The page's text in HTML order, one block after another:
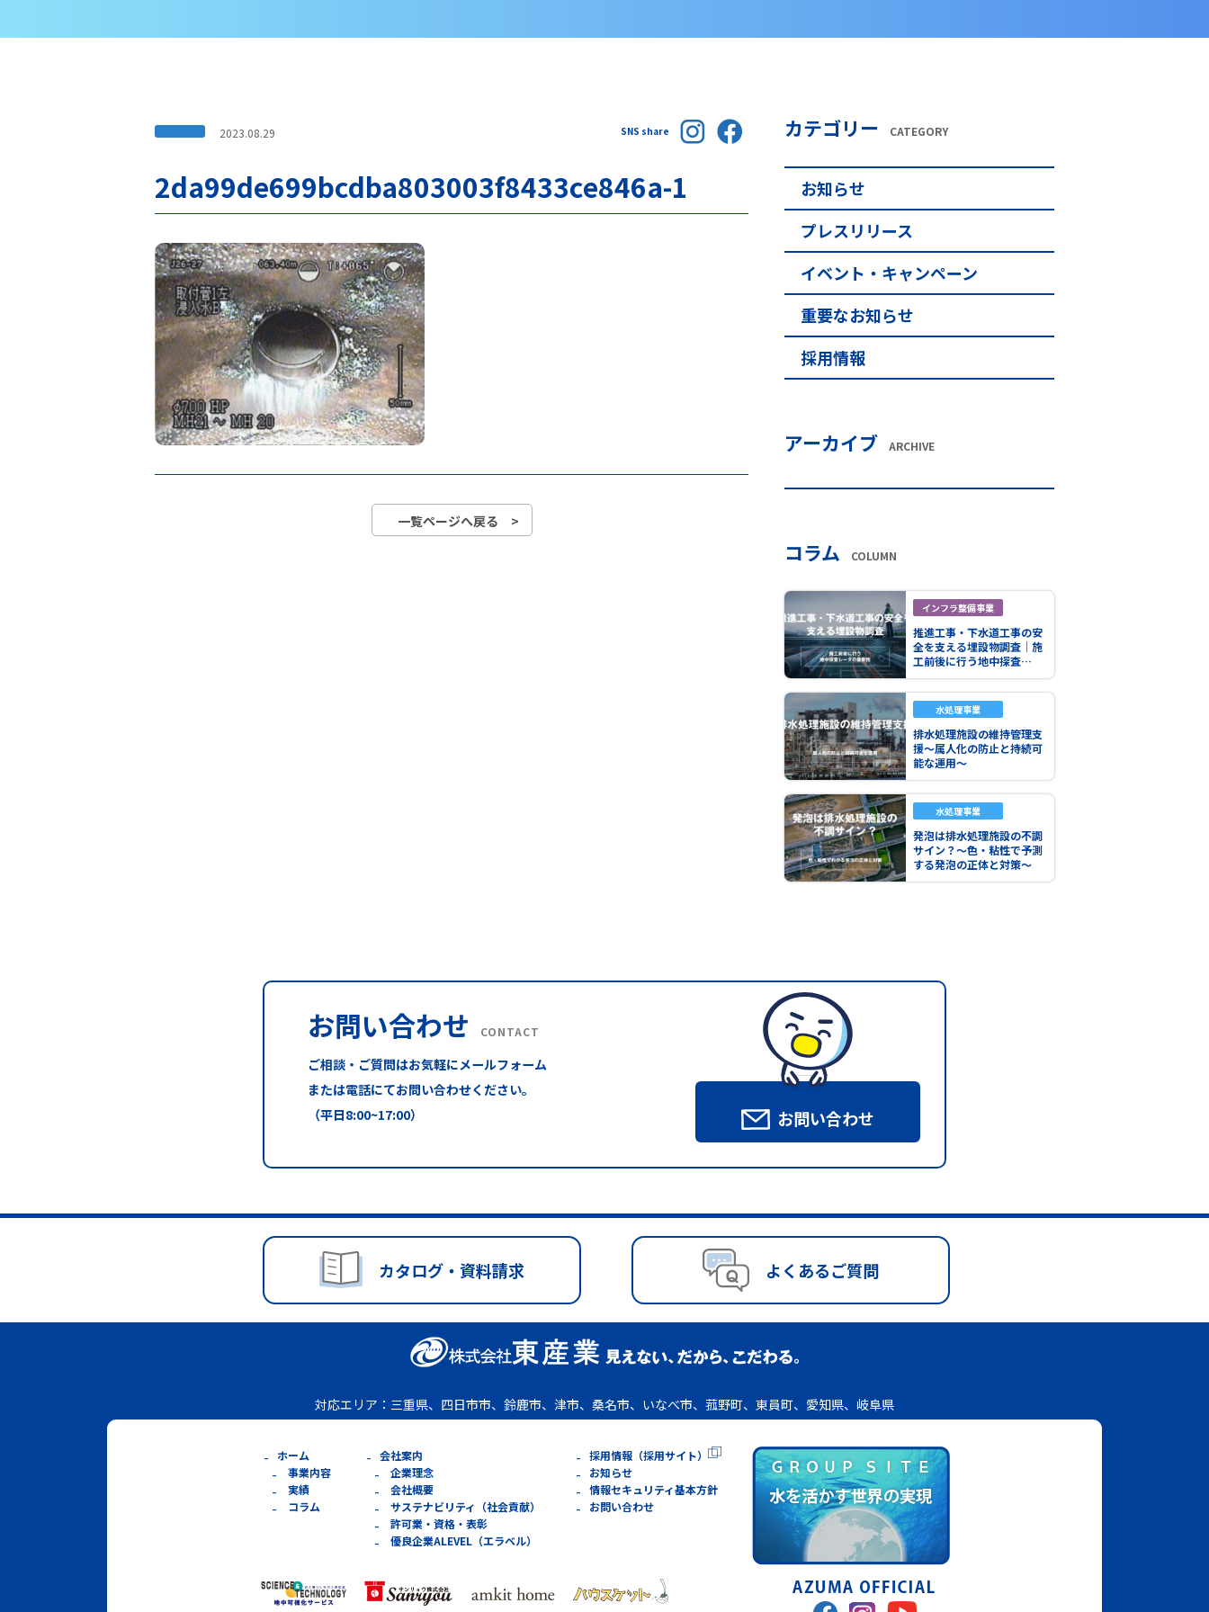
2023.08.29 SNS share
2da99de699bcdba803003f8433ce846a-1
一覧ページへ戻る >
カテゴリー CATEGORY
お知らせ
プレスリリース
イベント・キャンペーン
重要なお知らせ
採用情報
アーカイブ ARCHIVE
コラム COLUMN
インフラ整備事業
推進工事・下水道工事の安
全を支える埋設物調査｜施
工前後に行う地中探査…
水処理事業
排水処理施設の維持管理支
援～属人化の防止と持続可
能な運用～
水処理事業
発泡は排水処理施設の不調
サイン？～色・粘性で予測
する発泡の正体と対策～
お問い合わせ CONTACT
ご相談・ご質問はお気軽にメールフォーム
または電話にてお問い合わせください。
（平日8:00~17:00）
お問い合わせ
カタログ・資料請求 よくあるご質問
対応エリア： 三重県、四日市市、鈴鹿市、津市、桑名市、いなべ市、菰野町、東員町、愛知県、岐阜県
ホーム
事業内容
実績
コラム
会社案内
企業理念
会社概要
サステナビリティ（社会貢献）
許可業・資格・表彰
優良企業ALEVEL（エラベル）
採用情報（採用サイト）
お知らせ
情報セキュリティ基本方針
お問い合わせ